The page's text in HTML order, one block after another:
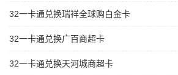
32一卡通兑换瑞祥全球购白金卡
32一卡通兑换广百商超卡
32一卡通兑换天河城商超卡